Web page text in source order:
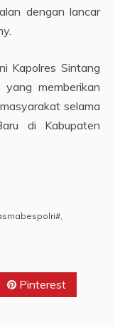
dengan lancar
Kapolres Sintang
memberikan
selama
di Kabupaten
Pinterest